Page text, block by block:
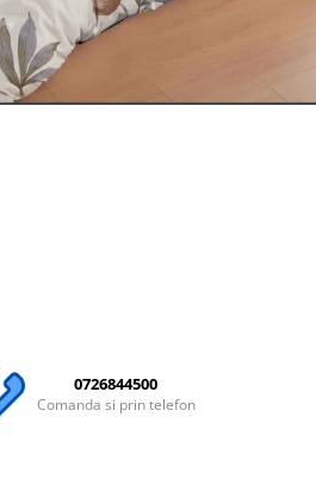
0726844500
Comanda si prin telefon